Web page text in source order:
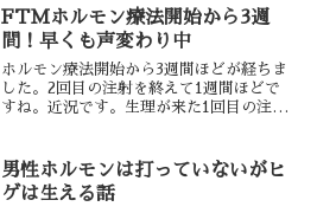
の違和感の話題が「子宮...
FTMホルモン療法開始から3週
間！早くも声変わり中
ホルモン療法開始から3週間ほどが経ちま
した。2回目の注射を終えて1週間ほどで
すね。近況です。生理が来た1回目の注射
注射の時点で排卵が済んでいたっぽいん
ですよね。それ...
男性ホルモンは打っていないがヒ
ゲは生える話